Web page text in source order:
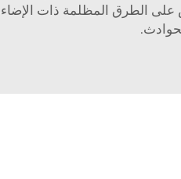
الطرق المظلمة ذات